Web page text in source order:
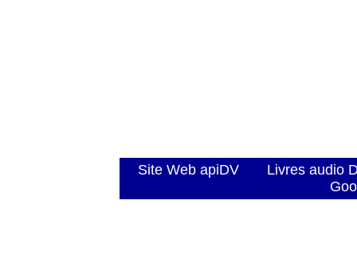
Site Web apiDV
Livres audio